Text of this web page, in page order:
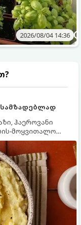
2026/08/04 14:36
ჰაეროვანი
მოყვითალო
მაგრამ
უნდა
გამოვიდეს.